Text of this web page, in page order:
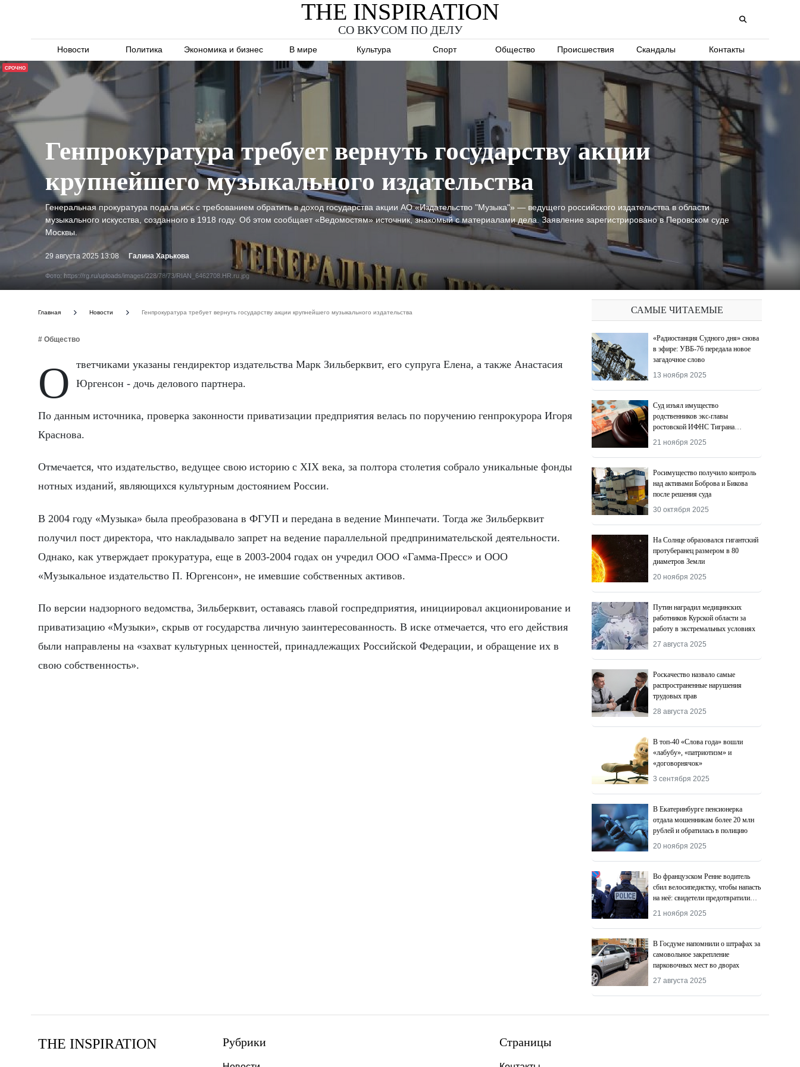
THE INSPIRATION
СО ВКУСОМ ПО ДЕЛУ
Новости Политика Экономика и бизнес В мире Культура Спорт Общество Происшествия Скандалы Контакты
СРОЧНО
Фото: https://rg.ru/uploads/images/228/78/73/RIAN_6462708.HR.ru.jpg
Генпрокуратура требует вернуть государству акции
крупнейшего музыкального издательства
Генеральная прокуратура подала иск с требованием обратить в доход государства акции АО «Издательство "Музыка"» — ведущего российского издательства в области
музыкального искусства, созданного в 1918 году. Об этом сообщает «Ведомостям» источник, знакомый с материалами дела. Заявление зарегистрировано в Перовском суде
Москвы.
29 августа 2025 13:08 Галина Харькова
Главная Новости Генпрокуратура требует вернуть государству акции крупнейшего музыкального издательства
# Общество
Ответчиками указаны гендиректор издательства Марк Зильберквит, его супруга Елена, а также Анастасия Юргенсон - дочь делового партнера.
По данным источника, проверка законности приватизации предприятия велась по поручению генпрокурора Игоря
Краснова.
Отмечается, что издательство, ведущее свою историю с XIX века, за полтора столетия собрало уникальные фонды
нотных изданий, являющихся культурным достоянием России.
В 2004 году «Музыка» была преобразована в ФГУП и передана в ведение Минпечати. Тогда же Зильберквит
получил пост директора, что накладывало запрет на ведение параллельной предпринимательской деятельности.
Однако, как утверждает прокуратура, еще в 2003-2004 годах он учредил ООО «Гамма-Пресс» и ООО
«Музыкальное издательство П. Юргенсон», не имевшие собственных активов.
По версии надзорного ведомства, Зильберквит, оставаясь главой госпредприятия, инициировал акционирование и
приватизацию «Музыки», скрыв от государства личную заинтересованность. В иске отмечается, что его действия
были направлены на «захват культурных ценностей, принадлежащих Российской Федерации, и обращение их в
свою собственность».
САМЫЕ ЧИТАЕМЫЕ
«Радиостанция Судного дня» снова
в эфире: УВБ-76 передала новое
загадочное слово
13 ноября 2025
Суд изъял имущество
родственников экс-главы
ростовской ИФНС Тиграна
Додохяна
21 ноября 2025
Росимущество получило контроль
над активами Боброва и Бикова
после решения суда
30 октября 2025
На Солнце образовался гигантский
протуберанец размером в 80
диаметров Земли
20 ноября 2025
Путин наградил медицинских
работников Курской области за
работу в экстремальных условиях
27 августа 2025
Роскачество назвалo самые
распространенные нарушения
трудовых прав
28 августа 2025
В топ-40 «Слова года» вошли
«лабубу», «патриотизм» и
«договорнячок»
3 сентября 2025
В Екатеринбурге пенсионерка
отдала мошенникам более 20 млн
рублей и обратилась в полицию
20 ноября 2025
Во французском Ренне водитель
сбил велосипедистку, чтобы напасть
на неё: свидетели предотвратили
преступление
21 ноября 2025
В Госдуме напомнили о штрафах за
самовольное закрепление
парковочных мест во дворах
27 августа 2025
THE INSPIRATION Рубрики Страницы